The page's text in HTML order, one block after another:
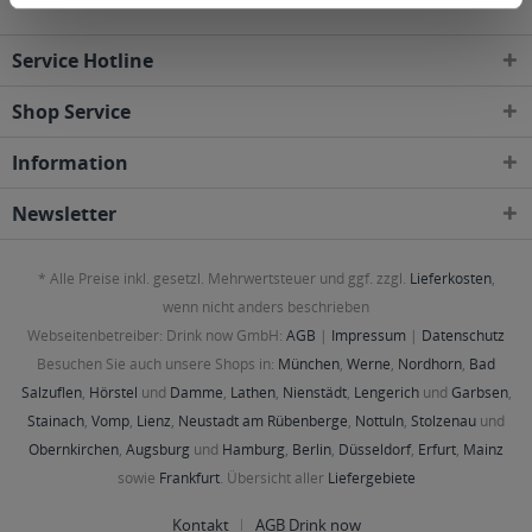
Service Hotline
Shop Service
Information
Newsletter
* Alle Preise inkl. gesetzl. Mehrwertsteuer und ggf. zzgl. Lieferkosten,
wenn nicht anders beschrieben
Webseitenbetreiber: Drink now GmbH: AGB | Impressum | Datenschutz
Besuchen Sie auch unsere Shops in: München, Werne, Nordhorn, Bad
Salzuflen, Hörstel und Damme, Lathen, Nienstädt, Lengerichund Garbsen,
Stainach, Vomp, Lienz, Neustadt am Rübenberge, Nottuln, Stolzenau und
Obernkirchen, Augsburg und Hamburg, Berlin, Düsseldorf, Erfurt, Mainz
sowie Frankfurt. Übersicht aller Liefergebiete
Kontakt AGB Drink now